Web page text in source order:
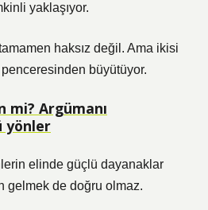
yaklaşıyor.
haksız değil. Ama ikisi
büyütüyor.
mi? Argümanı
yönler
elinde güçlü dayanaklar
gelmek de doğru olmaz.